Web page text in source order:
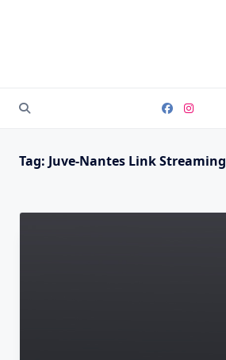
Tag: Juve-Nantes Link Streaming